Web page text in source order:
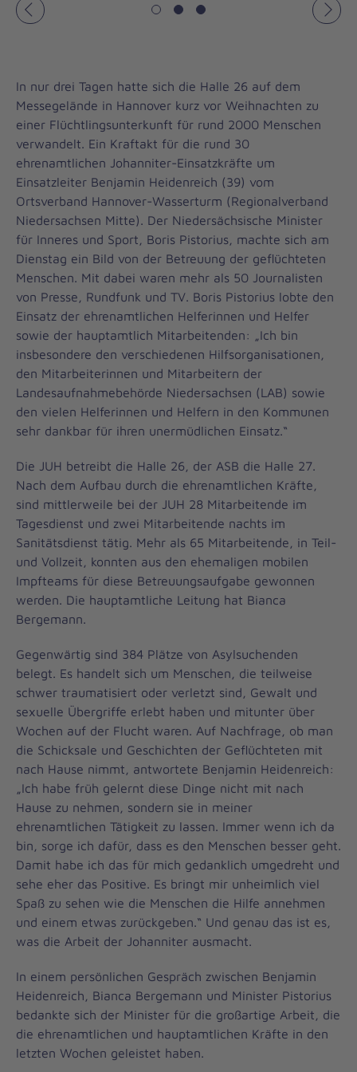
Vorheriges
In nur drei Tagen hatte sich die Halle 26 auf dem
Messegelände in Hannover kurz vor Weihnachten zu
einer Flüchtlingsunterkunft für rund 2000 Menschen
verwandelt. Ein Kraftakt für die rund 30
ehrenamtlichen Johanniter-Einsatzkräfte um
Einsatzleiter Benjamin Heidenreich (39) vom
Ortsverband Hannover-Wasserturm (Regionalverband
Niedersachsen Mitte). Der Niedersächsische Minister
für Inneres und Sport, Boris Pistorius, machte sich am
Dienstag ein Bild von der Betreuung der geflüchteten
Menschen. Mit dabei waren mehr als 50 Journalisten
von Presse, Rundfunk und TV. Boris Pistorius lobte den
Einsatz der ehrenamtlichen Helferinnen und Helfer
sowie der hauptamtlich Mitarbeitenden: „Ich bin
insbesondere den verschiedenen Hilfsorganisationen,
den Mitarbeiterinnen und Mitarbeitern der
Landesaufnahmebehörde Niedersachsen (LAB) sowie
den vielen Helferinnen und Helfern in den Kommunen
sehr dankbar für ihren unermüdlichen Einsatz.“
Die JUH betreibt die Halle 26, der ASB die Halle 27.
Nach dem Aufbau durch die ehrenamtlichen Kräfte,
sind mittlerweile bei der JUH 28 Mitarbeitende im
Tagesdienst und zwei Mitarbeitende nachts im
Sanitätsdienst tätig. Mehr als 65 Mitarbeitende, in Teil-
und Vollzeit, konnten aus den ehemaligen mobilen
Impfteams für diese Betreuungsaufgabe gewonnen
werden. Die hauptamtliche Leitung hat Bianca
Bergemann.
Gegenwärtig sind 384 Plätze von Asylsuchenden
belegt. Es handelt sich um Menschen, die teilweise
schwer traumatisiert oder verletzt sind, Gewalt und
sexuelle Übergriffe erlebt haben und mitunter über
Wochen auf der Flucht waren. Auf Nachfrage, ob man
die Schicksale und Geschichten der Geflüchteten mit
nach Hause nimmt, antwortete Benjamin Heidenreich:
„Ich habe früh gelernt diese Dinge nicht mit nach
Hause zu nehmen, sondern sie in meiner
ehrenamtlichen Tätigkeit zu lassen. Immer wenn ich da
bin, sorge ich dafür, dass es den Menschen besser geht.
Damit habe ich das für mich gedanklich umgedreht und
sehe eher das Positive. Es bringt mir unheimlich viel
Spaß zu sehen wie die Menschen die Hilfe annehmen
und einem etwas zurückgeben.“ Und genau das ist es,
was die Arbeit der Johanniter ausmacht.
In einem persönlichen Gespräch zwischen Benjamin
Heidenreich, Bianca Bergemann und Minister Pistorius
bedankte sich der Minister für die großartige Arbeit, die
die ehrenamtlichen und hauptamtlichen Kräfte in den
letzten Wochen geleistet haben.